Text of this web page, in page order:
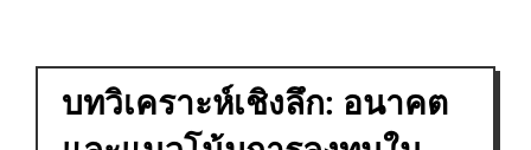
บทวิเคราะห์เชิงลึก: อนาคต